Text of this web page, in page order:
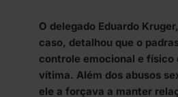
O delegado Eduardo
caso, detalhou que o
controle emocional e físico
vítima. Além dos abusos
ele a forçava a manter